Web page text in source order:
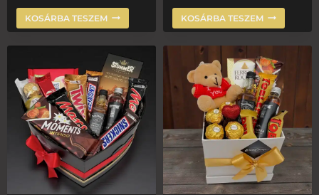
KOSÁRBA TESZEM KOSÁRBA TESZEM